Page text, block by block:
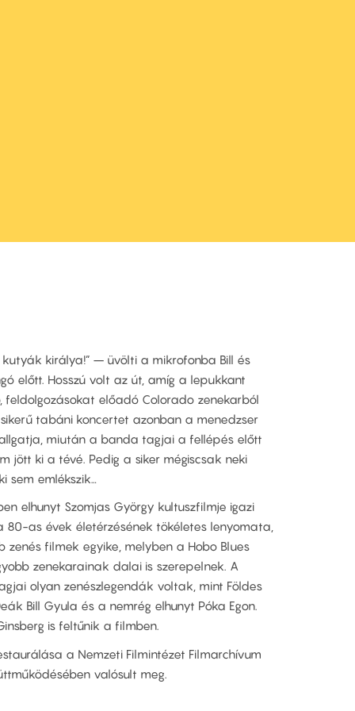
kutyák királya!” – üvölti a mikrofonba Bill és
előtt. Hosszú volt az út, amíg a lepukkant
feldolgozásokat előadó Colorado zenekarból
tabáni koncertet azonban a menedzser
miután a banda tagjai a fellépés előtt
jött ki a tévé. Pedig a siker mégiscsak neki
sem emlékszik…
elhunyt Szomjas György kultuszfilmje igazi
as évek életérzésének tökéletes lenyomata,
zenés filmek egyike, melyben a Hobo Blues
zenekarainak dalai is szerepelnek. A
olyan zenészlegendák voltak, mint Földes
Bill Gyula és a nemrég elhunyt Póka Egon.
is feltűnik a filmben.
a Nemzeti Filmintézet Filmarchívum
valósult meg.